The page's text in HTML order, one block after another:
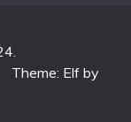
Theme: Elf by